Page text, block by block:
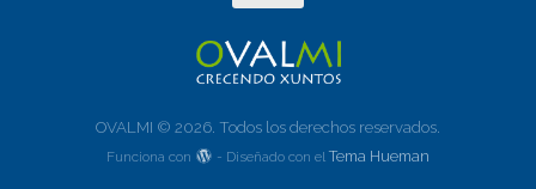
OVALMI © 2026. Todos los derechos reservados.
Funciona con - Diseñado con elTema Hueman